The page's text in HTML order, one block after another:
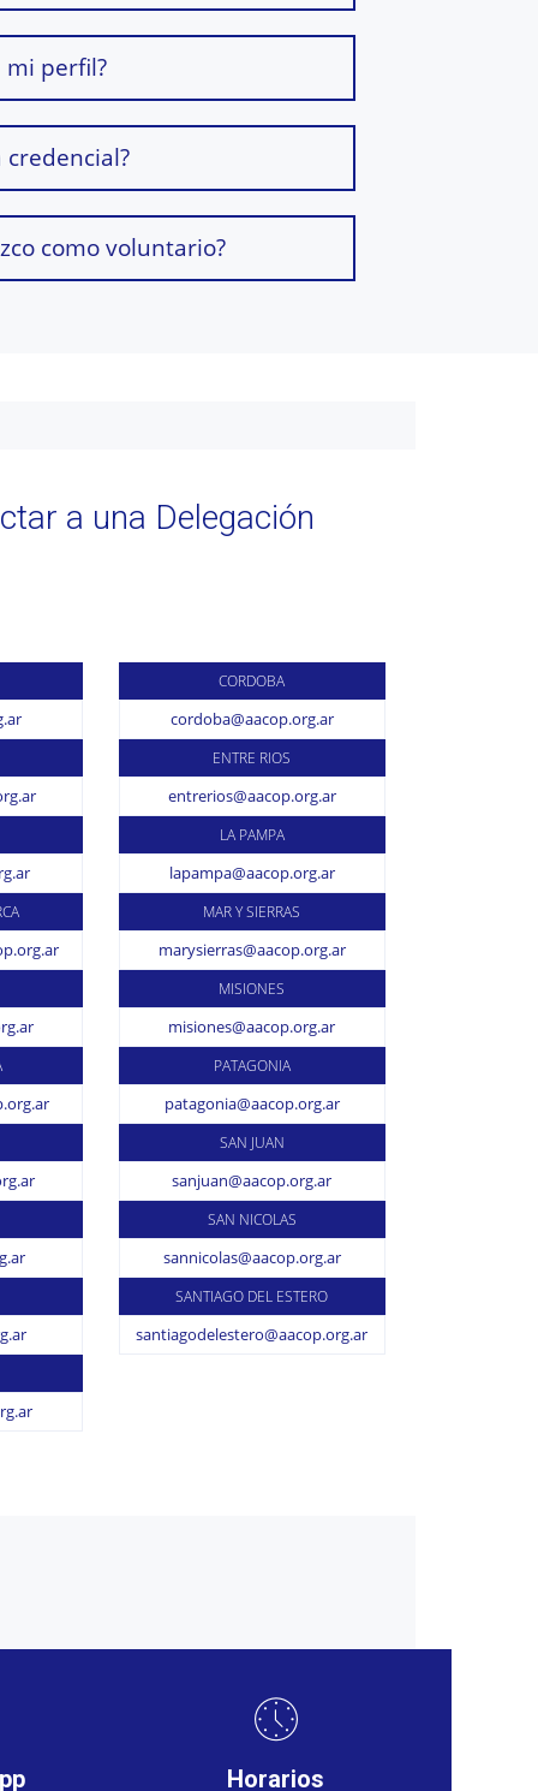
mi perfil?
credencial?
como voluntario?
a una Delegación
CORDOBA
cordoba@aacop.org.ar
ENTRE RIOS
entrerios@aacop.org.ar
LA PAMPA
lapampa@aacop.org.ar
MAR Y SIERRAS
marysierras@aacop.org.ar
MISIONES
misiones@aacop.org.ar
PATAGONIA
patagonia@aacop.org.ar
SAN JUAN
sanjuan@aacop.org.ar
SAN NICOLAS
sannicolas@aacop.org.ar
SANTIAGO DEL ESTERO
santiagodelestero@aacop.org.ar
Horarios